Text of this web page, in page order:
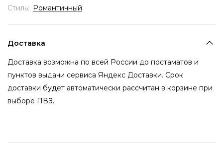
Стиль: Романтичный
Доставка
Доставка возможна по всей России до постаматов и
пунктов выдачи сервиса Яндекс Доставки. Срок
доставки будет автоматически рассчитан в корзине при
выборе ПВЗ.